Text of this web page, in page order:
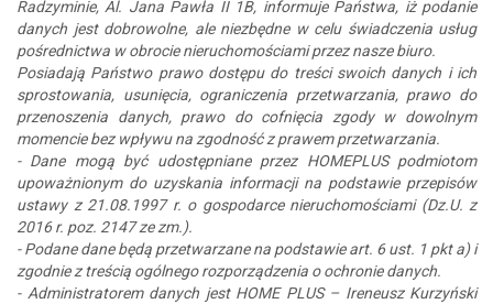
Radzyminie, Al. Jana Pawła II 1B, informuje Państwa, iż podanie
danych jest dobrowolne, ale niezbędne w celu świadczenia usług
pośrednictwa w obrocie nieruchomościami przez nasze biuro.
Posiadają Państwo prawo dostępu do treści swoich danych i ich
sprostowania, usunięcia, ograniczenia przetwarzania, prawo do
przenoszenia danych, prawo do cofnięcia zgody w dowolnym
momencie bez wpływu na zgodność z prawem przetwarzania.
- Dane mogą być udostępniane przez HOMEPLUS podmiotom
upoważnionym do uzyskania informacji na podstawie przepisów
ustawy z 21.08.1997 r. o gospodarce nieruchomościami (Dz.U. z
2016 r. poz. 2147 ze zm.).
- Podane dane będą przetwarzane na podstawie art. 6 ust. 1 pkt a) i
zgodnie z treścią ogólnego rozporządzenia o ochronie danych.
- Administratorem danych jest HOME PLUS – Ireneusz Kurzyński